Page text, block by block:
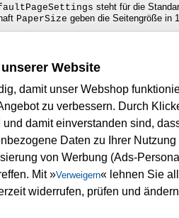
Website
damit unser Webshop
zu verbessern. Durch
damit einverstanden sind,
Daten zu Ihrer
von Werbung (Ads-
Mit »Verweigern« lehnen Sie
widerrufen, prüfen und
steht für die
PaperSize geben die Seitengröße in
gefallen? Wir freuen uns immer über
Copyright ©
ausdrucken. Ansonsten unterliegt